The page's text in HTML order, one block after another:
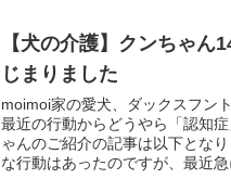
【犬の介護】クンちゃん
じまりました
moimoi家の愛犬、ダックスフ
最近の行動からどうやら「認知
ゃんのご紹介の記事は以下とな
な行動はあったのですが、最近急